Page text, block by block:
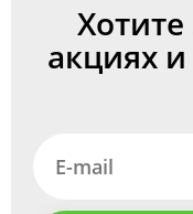
акциях